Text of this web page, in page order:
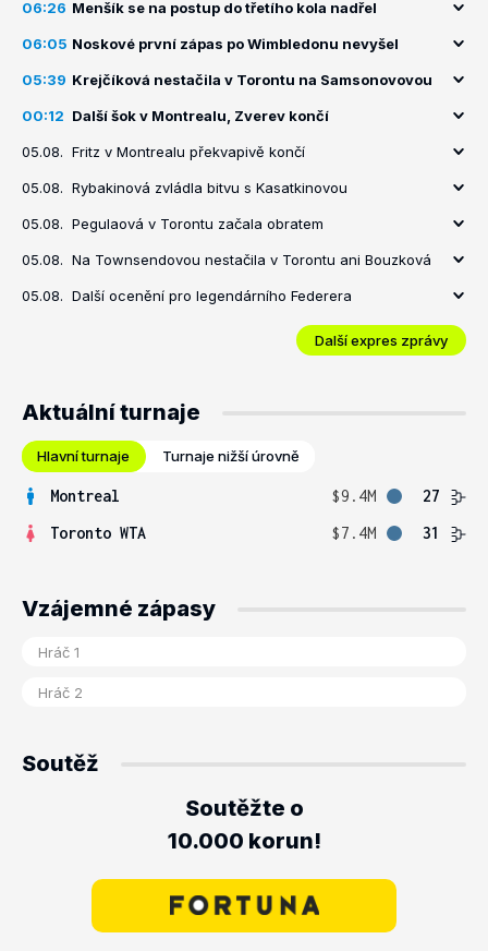
06:26 Menšík se na postup do třetího kola nadřel
06:05 Noskové první zápas po Wimbledonu nevyšel
05:39 Krejčíková nestačila v Torontu na Samsonovovou
00:12 Další šok v Montrealu, Zverev končí
05.08. Fritz v Montrealu překvapivě končí
05.08. Rybakinová zvládla bitvu s Kasatkinovou
05.08. Pegulaová v Torontu začala obratem
05.08. Na Townsendovou nestačila v Torontu ani Bouzková
05.08. Další ocenění pro legendárního Federera
Další expres zprávy
Aktuální turnaje
Hlavní turnaje Turnaje nižší úrovně
Montreal $9.4M
27
Toronto WTA
$7.4M 31
Vzájemné zápasy
Soutěž
Soutěžte o
10.000 korun!